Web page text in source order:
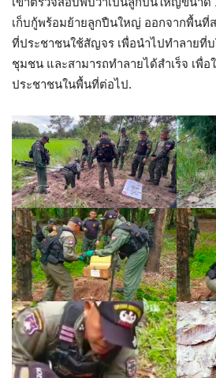
เก็บกู้พร้อมย้ายลูกปืนใหญ่ ออกจากพื้นที่
ที่ประชาชนใช้สัญจร เพื่อนำไปทำลายที่บ
ชุมชน และสามารถทำลายได้สำเร็จ เพื่
ประชาชนในพื้นที่ต่อไป.